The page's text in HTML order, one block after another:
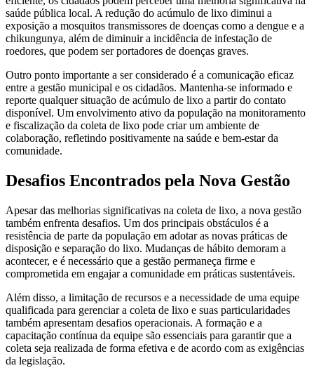
saúde pública local. A redução do acúmulo de lixo diminui a
exposição a mosquitos transmissores de doenças como a dengue e a
chikungunya, além de diminuir a incidência de infestação de
roedores, que podem ser portadores de doenças graves.
Outro ponto importante a ser considerado é a comunicação eficaz
entre a gestão municipal e os cidadãos. Mantenha-se informado e
reporte qualquer situação de acúmulo de lixo a partir do contato
disponível. Um envolvimento ativo da população na monitoramento
e fiscalização da coleta de lixo pode criar um ambiente de
colaboração, refletindo positivamente na saúde e bem-estar da
comunidade.
Desafios Encontrados pela Nova Gestão
Apesar das melhorias significativas na coleta de lixo, a nova gestão
também enfrenta desafios. Um dos principais obstáculos é a
resistência de parte da população em adotar as novas práticas de
disposição e separação do lixo. Mudanças de hábito demoram a
acontecer, e é necessário que a gestão permaneça firme e
comprometida em engajar a comunidade em práticas sustentáveis.
Além disso, a limitação de recursos e a necessidade de uma equipe
qualificada para gerenciar a coleta de lixo e suas particularidades
também apresentam desafios operacionais. A formação e a
capacitação contínua da equipe são essenciais para garantir que a
coleta seja realizada de forma efetiva e de acordo com as exigências
da legislação.